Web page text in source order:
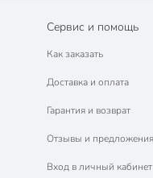
Сервис и помощь
Как заказать
Доставка и оплата
Гарантия и возврат
Отзывы и предложения
Вход в личный кабинет